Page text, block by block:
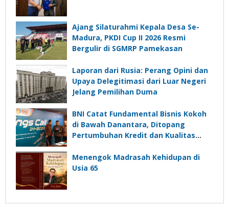
Ajang Silaturahmi Kepala Desa Se-
Madura, PKDI Cup II 2026 Resmi
Bergulir di SGMRP Pamekasan
Laporan dari Rusia: Perang Opini dan
Upaya Delegitimasi dari Luar Negeri
Jelang Pemilihan Duma
BNI Catat Fundamental Bisnis Kokoh
di Bawah Danantara, Ditopang
Pertumbuhan Kredit dan Kualitas
Menengok Madrasah Kehidupan di
Usia 65